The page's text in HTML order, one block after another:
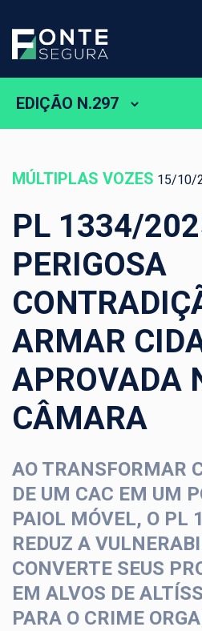
EDIÇÃO N.297
MÚLTIPLAS VOZES 15/10/
PL 1334/
PERIGOSA
ARMAR
APROVADA
CÂMARA
AO TRANSFORMAR
DE UM CAC EM UM
PAIOL MÓVEL, O PL
REDUZ A
CONVERTE SEUS
EM ALVOS DE
PARA O CRIME